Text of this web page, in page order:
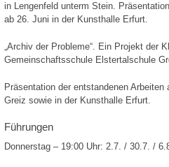
in Lengenfeld unterm Stein.
ab 26. Juni in der Kunsthalle Erfurt.
„Archiv der Probleme“. Ein Projekt der
Gemeinschaftsschule Elstertalschule
Präsentation der entstandenen
Greiz sowie in der Kunsthalle Erfurt.
Führungen
Donnerstag – 19:00 Uhr: 2.7. / 30.7. /